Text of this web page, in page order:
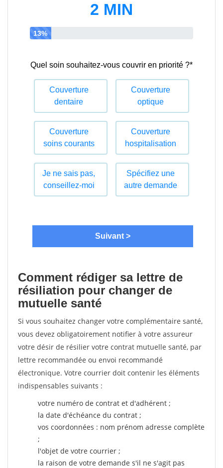
Comment rédiger sa lettre de
résiliation pour changer de
mutuelle santé
Si vous souhaitez changer votre complémentaire santé,
vous devez obligatoirement notifier à votre assureur
votre désir de résilier votre contrat mutuelle santé, par
lettre recommandée ou envoi recommandé
électronique. Votre courrier doit contenir les éléments
indispensables suivants :
votre numéro de contrat et d'adhérent ;
la date d'échéance du contrat ;
vos coordonnées : nom prénom adresse complète
;
l'objet de votre courrier ;
la raison de votre demande s'il ne s'agit pas